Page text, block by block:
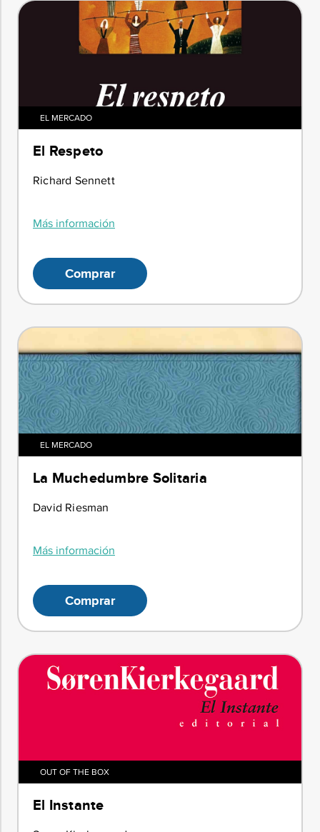
EL MERCADO
El Respeto
Richard Sennett
Más información
Comprar
EL MERCADO
La Muchedumbre Solitaria
David Riesman
Más información
Comprar
OUT OF THE BOX
El Instante